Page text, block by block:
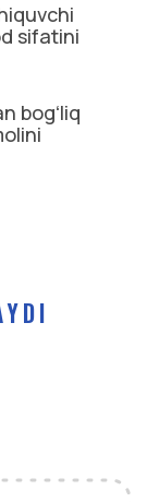
sifatini
bogʻliq